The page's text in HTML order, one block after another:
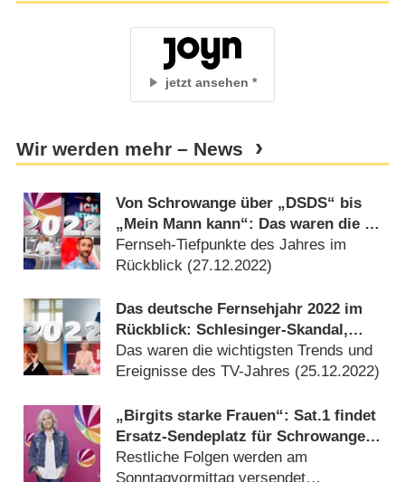
jetzt ansehen
Wir werden mehr – News
Von Schrowange über „DSDS“ bis
„Mein Mann kann“: Das waren die 63
größten TV-Flops 2022
Fernseh-Tiefpunkte des Jahres im
Rückblick (27.12.2022)
Das deutsche Fernsehjahr 2022 im
Rückblick: Schlesinger-Skandal,
Retrowelle, Streaming Wars
Das waren die wichtigsten Trends und
Ereignisse des TV-Jahres (25.12.2022)
„Birgits starke Frauen“: Sat.1 findet
Ersatz-Sendeplatz für Schrowange-
Flop
Restliche Folgen werden am
Sonntagvormittag versendet